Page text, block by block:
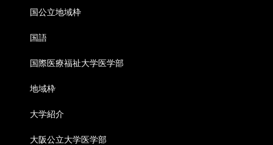
国公立地域枠
国語
国際医療福祉大学医学部
地域枠
大学紹介
大阪公立大学医学部